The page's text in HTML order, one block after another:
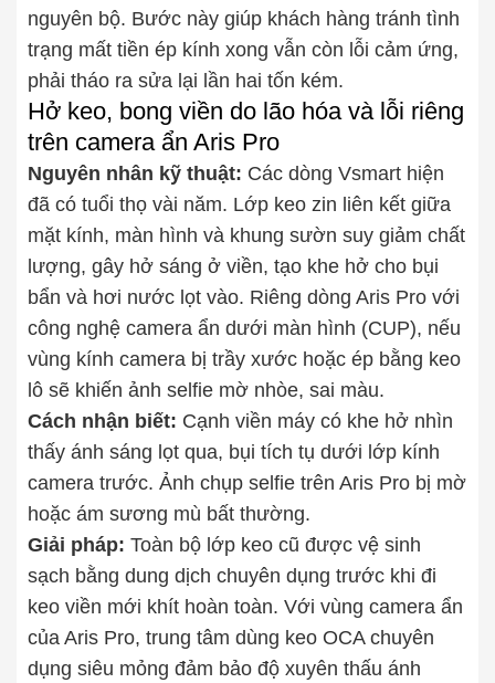
nguyên bộ. Bước này giúp khách hàng tránh tình
trạng mất tiền ép kính xong vẫn còn lỗi cảm ứng,
phải tháo ra sửa lại lần hai tốn kém.
Hở keo, bong viền do lão hóa và lỗi riêng
trên camera ẩn Aris Pro
Nguyên nhân kỹ thuật: Các dòng Vsmart hiện
đã có tuổi thọ vài năm. Lớp keo zin liên kết giữa
mặt kính, màn hình và khung sườn suy giảm chất
lượng, gây hở sáng ở viền, tạo khe hở cho bụi
bẩn và hơi nước lọt vào. Riêng dòng Aris Pro với
công nghệ camera ẩn dưới màn hình (CUP), nếu
vùng kính camera bị trầy xước hoặc ép bằng keo
lô sẽ khiến ảnh selfie mờ nhòe, sai màu.
Cách nhận biết: Cạnh viền máy có khe hở nhìn
thấy ánh sáng lọt qua, bụi tích tụ dưới lớp kính
camera trước. Ảnh chụp selfie trên Aris Pro bị mờ
hoặc ám sương mù bất thường.
Giải pháp: Toàn bộ lớp keo cũ được vệ sinh
sạch bằng dung dịch chuyên dụng trước khi đi
keo viền mới khít hoàn toàn. Với vùng camera ẩn
của Aris Pro, trung tâm dùng keo OCA chuyên
dụng siêu mỏng đảm bảo độ xuyên thấu ánh